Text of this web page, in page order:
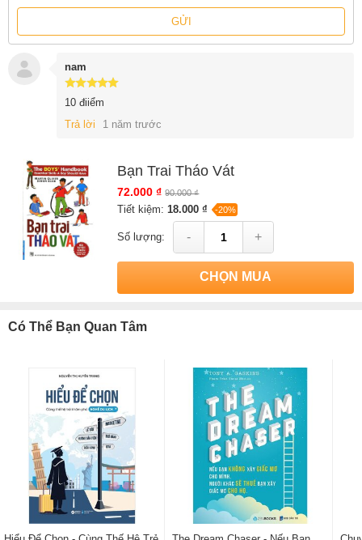
GỬI
nam
10 điiểm
Trả lời
1 năm trước
Bạn Trai Tháo Vát
72.000 ₫ 90.000 ₫
Tiết kiệm: 18.000 ₫ -20%
Số lượng: - +
CHỌN MUA
Có Thể Bạn Quan Tâm